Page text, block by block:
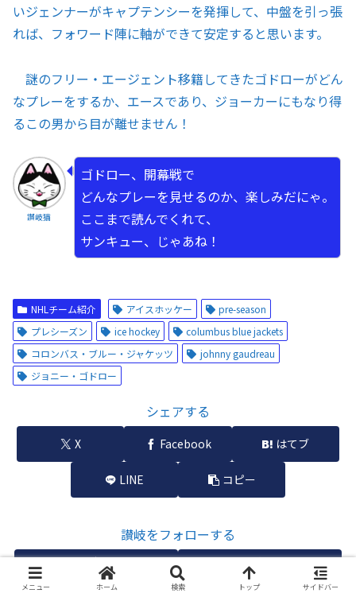
いジェンナーがキャプテンシーを発揮して、中盤を引っ張
れば、フォワード陣に軸ができて安定すると思います。
謎のフリー・エージェント移籍してきたゴドローがどん
なプレーをするか、エースであり、ジョーカーにもなり得
るこの男から目が離せません！
讃岐猫
ゴドロー、開幕戦で
どんなプレーを見せるのか、楽しみだにゃ。
ここまで読んでくれて、
サンキュー、じゃあね！
NHLチーム紹介 アイスホッケー
pre-season
プレシーズン
ice hockey
columbus blue jackets
コロンバス・ブルー・ジャケッツ
johnny gaudreau
ジョニー・ゴドロー
シェアする
X Facebook はてブ
LINE コピー
讃岐をフォローする
メニュー ホーム 検索 トップ サイドバー